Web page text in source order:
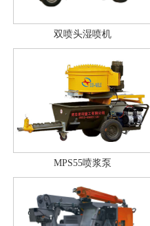
双喷头湿喷机
MPS55喷浆泵